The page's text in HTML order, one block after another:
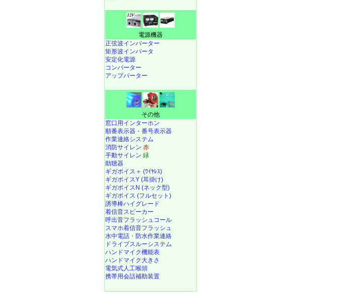
電源機器
正弦波インバーター
矩形波インバータ
安定化電源
コンバーター
アップバーター
その他
窓口用インターホン
順番表示器・番号表示器
作業連絡システム
消防サイレン 赤
手動サイレン 緑
助聴器
ギガボイス＋ (ﾜｲﾔﾚｽ)
ギガボイスY (耳掛け)
ギガボイスN (ネック型)
ギガボイス (フルセット)
誘導棒ハイグレード
着信音スピーカー
呼出音フラッシュコール
スマホ着信音フラッシュ
水中電話 ・ 防水作業連絡
ドライブスルーシステム
ハンドマイク機能表
ハンドマイク大きさ
電気式人工喉頭
携帯用会話補助装置